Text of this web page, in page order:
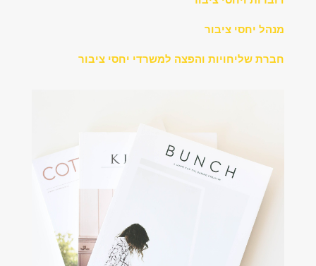
מנהל יחסי ציבור
חברת שליחויות והפצה למשרדי יחסי ציבור